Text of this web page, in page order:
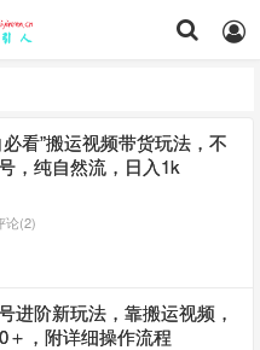
必看”搬运视频带货玩法，不
，纯自然流，日入1k
论(2)
进阶新玩法，靠搬运视频，
＋，附详细操作流程